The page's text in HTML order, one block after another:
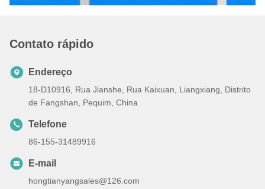
Contato rápido
Endereço
18-D10916, Rua Jianshe, Rua Kaixuan, Liangxiang, Distrito
de Fangshan, Pequim, China
Telefone
86-155-31489916
E-mail
hongtianyangsales@126.com